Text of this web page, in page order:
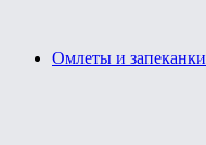
Омлеты и запеканки